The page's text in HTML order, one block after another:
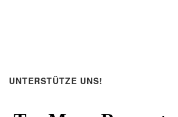
UNTERSTÜTZE UNS!